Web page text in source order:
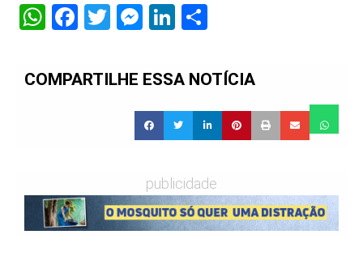
WhatsApp
Facebook
Twitter
Messenger
LinkedIn
COMPARTILHE ESSA NOTÍCIA
publicidade